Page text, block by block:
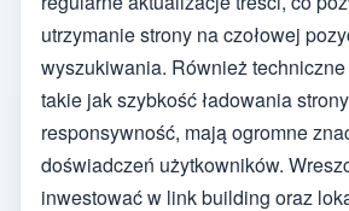
utrzymanie strony na czołowej
wyszukiwania. Również
takie jak szybkość ładowania
responsywność, mają ogromne
doświadczeń użytkowników.
inwestować w link building oraz